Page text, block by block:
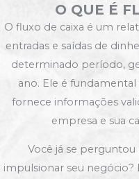
O QUE É
O fluxo de caixa é um
entradas e saídas de
determinado período,
ano. Ele é fundamental
fornece informações
empresa e sua
Você já se
impulsionar seu negócio?